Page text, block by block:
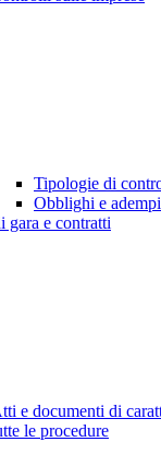
Tipologie di
Obblighi e
gara e contratti
e documenti di
le procedure